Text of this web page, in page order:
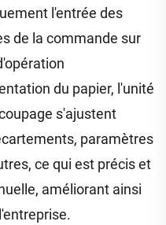
l'entrée des
de la commande sur
du papier, l'unité
s'ajustent
paramètres
ce qui est précis et
améliorant ainsi